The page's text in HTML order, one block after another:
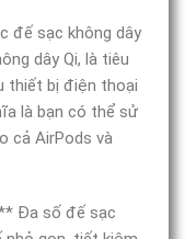
đế sạc không dây
dây Qi, là tiêu
thiết bị điện thoại
là bạn có thể sử
cả AirPods và
Đa số đế sạc